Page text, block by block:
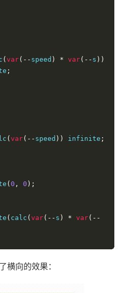
(var(-- speed ) * var(-- s ))
;
(var(-- speed )) infinite ;
(0 , 0 );
( calc (var(-- s ) * var(--
( 0 , 0 );
横向的效果：